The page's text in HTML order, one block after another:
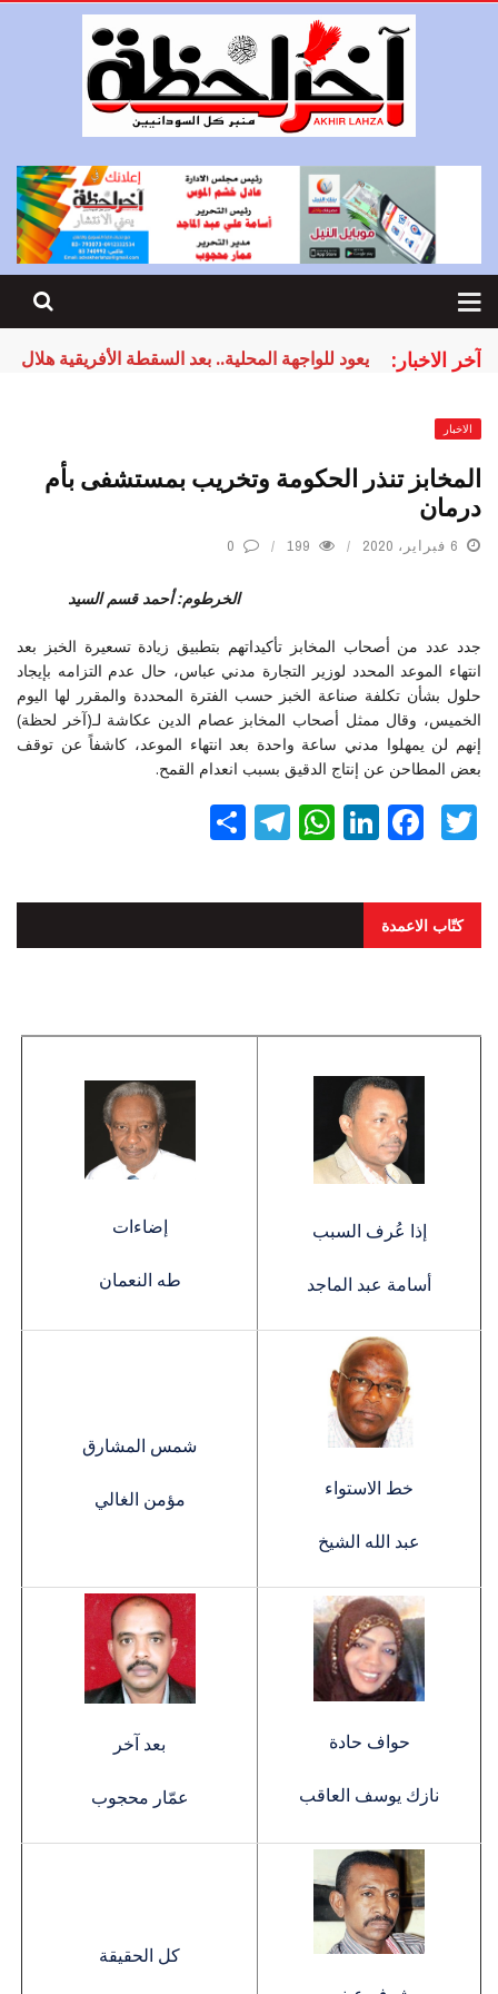
آخر الاخبار: يعود للواجهة المحلية.. بعد السقطة الأفريقية
الاخبار
المخابز تنذر الحكومة وتخريب بمستشفى بأم
درمان
6 فبراير، 2020 199
0
الخرطوم: أحمد قسم السيد
جدد عدد من أصحاب المخابز تأكيداتهم بتطبيق زيادة تسعيرة الخبز بعد
انتهاء الموعد المحدد لوزير التجارة مدني عباس، حال عدم التزامه بإيجاد
حلول بشأن تكلفة صناعة الخبز حسب الفترة المحددة والمقرر لها اليوم
الخميس، وقال ممثل أصحاب المخابز عصام الدين عكاشة لـ(آخر لحظة)
إنهم لن يمهلوا مدني ساعة واحدة بعد انتهاء الموعد، كاشفاً عن توقف
بعض المطاحن عن إنتاج الدقيق بسبب انعدام القمح.
Twitter
Facebook
LinkedIn
WhatsApp
Telegram
كتّاب الاعمدة
إذا عُرف السبب
أسامة عبد الماجد
إضاءات
طه النعمان
خط الاستواء
عبد الله الشيخ
شمس المشارق
مؤمن الغالي
حواف حادة
نازك يوسف العاقب
بعد آخر
عمّار محجوب
كل الحقيقة